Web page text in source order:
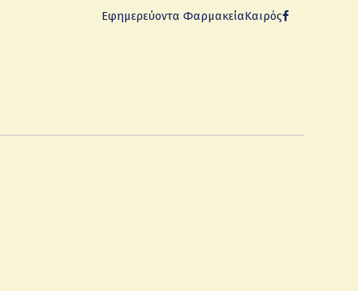
Εφημερεύοντα ΦαρμακείαΚαιρός